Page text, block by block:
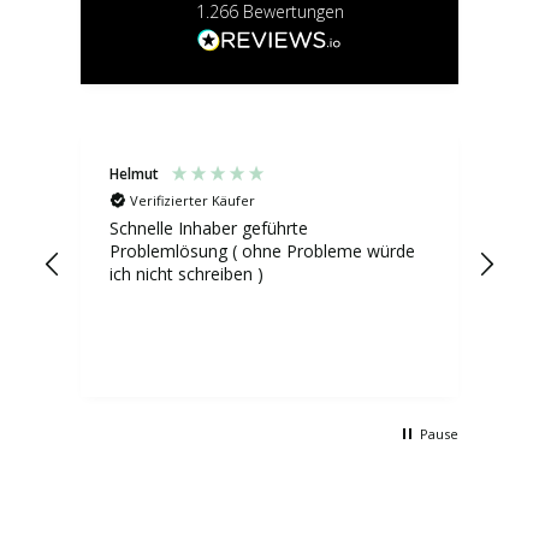
1.266 Bewertungen
Helmut
Verifizierter Käufer
Schnelle Inhaber geführte
Problemlösung ( ohne Probleme würde
ich nicht schreiben )
Pause